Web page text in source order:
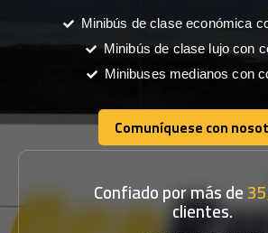
Minibús de clase económica
Minibús de clase lujo con
Minibuses medianos con
Comuníquese con
Comuníquese con
Confiado por más de
clientes.